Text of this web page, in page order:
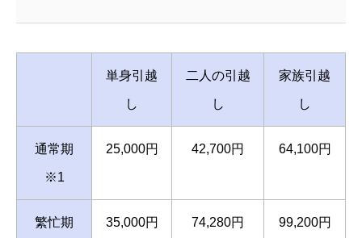
単身引越
し
二人の引越
し
家族引越
し
通常期
※1
25,000円 42,700円 64,100円
繁忙期 35,000円 74,280円 99,200円